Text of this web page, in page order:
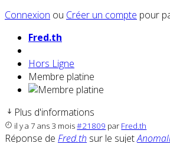
Connexion ou Créer un compte pour
Fred.th
Hors Ligne
Membre platine
Plus d'informations
il y a 7 ans 3 mois#21809 par Fred.th
Réponse de Fred.th sur le sujet